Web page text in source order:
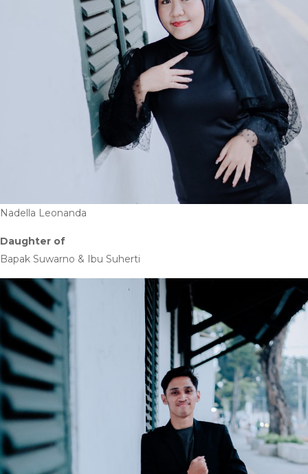
Nadella Leonanda
Daughter of
Bapak Suwarno & Ibu Suherti